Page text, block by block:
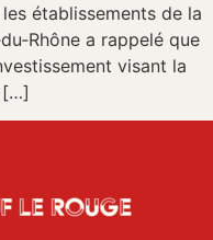
établissements de la
a rappelé que
visant la
[…]